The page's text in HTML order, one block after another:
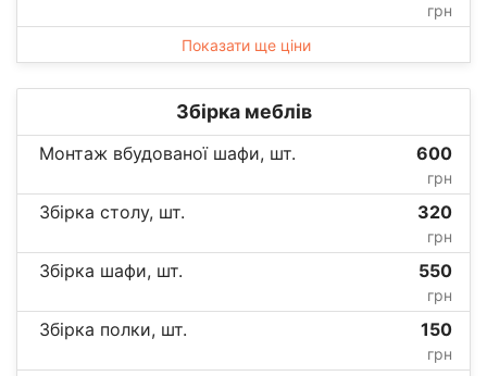
грн
Показати ще ціни
Збірка меблів
Монтаж вбудованої шафи, шт. 600
грн
Збірка столу, шт. 320
грн
Збірка шафи, шт. 550
грн
Збірка полки, шт. 150
грн